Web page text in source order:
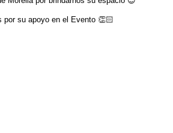
por su apoyo en el Evento 👏🏻